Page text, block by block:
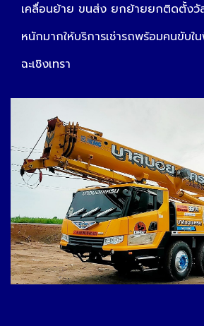
เคลื่อนย้าย ขนส่ง ยกย้ายยกติดตั้งวั
หนักมากให้บริการเช่ารถพร้อมคนขับ
ฉะเชิงเทรา